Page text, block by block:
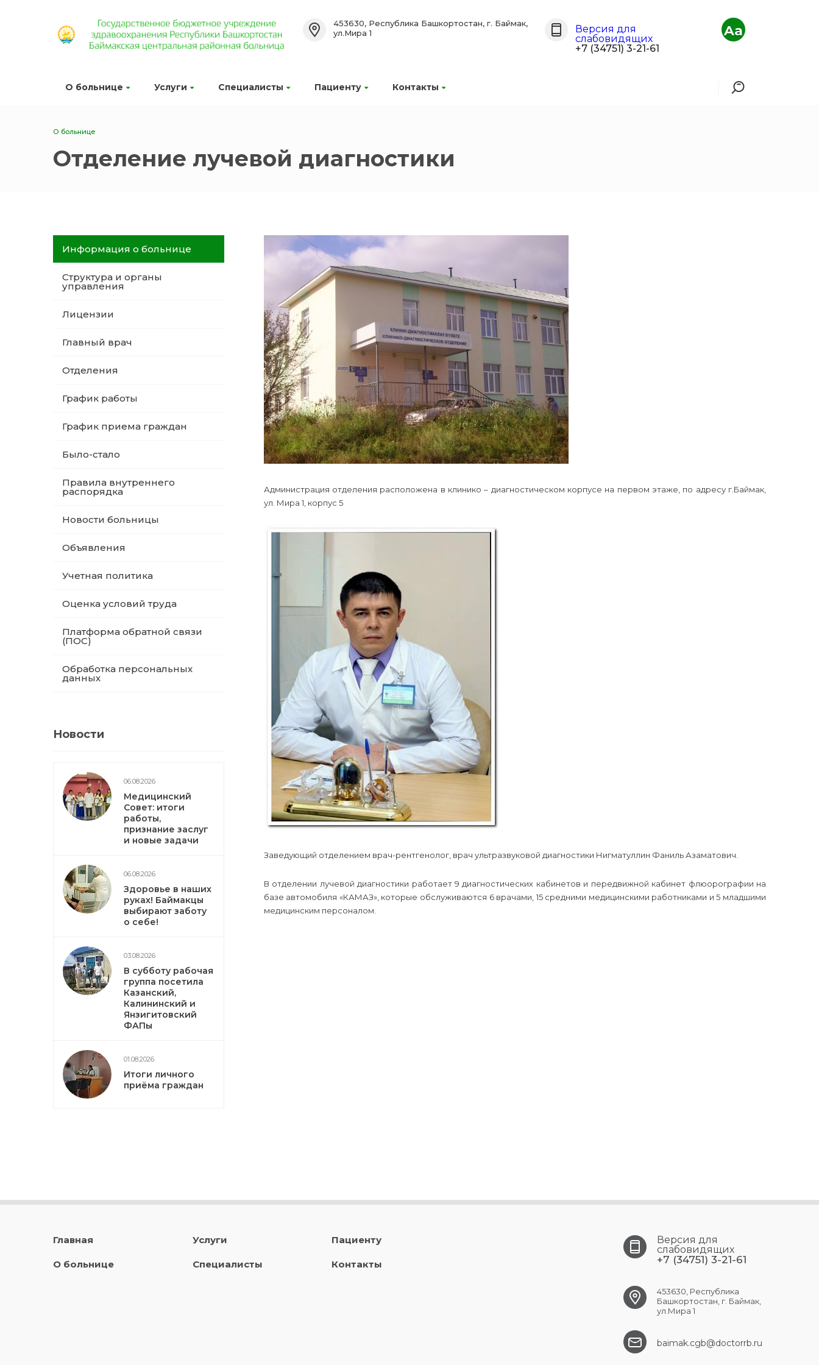
О больнице Услуги Специалисты Пациенту Контакты
453630, Республика Башкортостан, г. Баймак,
ул.Мира 1
Версия для
слабовидящих
+7 (34751) 3-21-61
Aa
О больнице
Отделение лучевой диагностики
Информация о больнице
Структура и органы
управления
Лицензии
Главный врач
Отделения
График работы
График приема граждан
Было-стало
Правила внутреннего
распорядка
Новости больницы
Объявления
Учетная политика
Оценка условий труда
Платформа обратной связи
(ПОС)
Обработка персональных
данных
Новости
06.08.2026
Медицинский
Совет: итоги
работы,
признание заслуг
и новые задачи
06.08.2026
Здоровье в наших
руках! Баймакцы
выбирают заботу
о себе!
03.08.2026
В субботу рабочая
группа посетила
Казанский,
Калининский и
Янзигитовский
ФАПы
01.08.2026
Итоги личного
приёма граждан
Администрация отделения расположена в клинико – диагностическом корпусе на первом этаже, по адресу г.Баймак,
ул. Мира 1, корпус 5
Заведующий отделением врач-рентгенолог, врач ультразвуковой диагностики Нигматуллин Фаниль Азаматович.
В отделении лучевой диагностики работает 9 диагностических кабинетов и передвижной кабинет флюорографии на
базе автомобиля «КАМАЗ», которые обслуживаются 6 врачами, 15 средними медицинскими работниками и 5 младшими
медицинским персоналом.
Главная
О больнице
Услуги
Специалисты
Пациенту
Контакты
Версия для
слабовидящих
+7 (34751) 3-21-61
453630, Республика
Башкортостан, г. Баймак,
ул.Мира 1
baimak.cgb@doctorrb.ru